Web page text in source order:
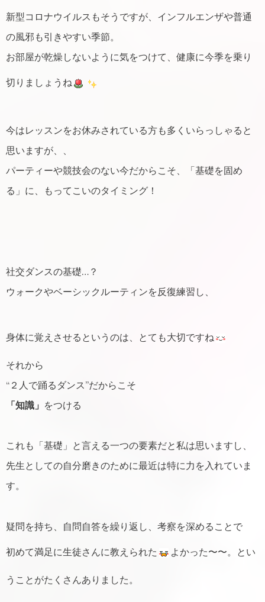
新型コロナウイルスもそうですが、インフルエンザや普通
の風邪も引きやすい季節。
お部屋が乾燥しないように気をつけて、健康に今季を乗り
切りましょうね
今はレッスンをお休みされている方も多くいらっしゃると
思いますが、、
パーティーや競技会のない今だからこそ、「基礎を固め
る」に、もってこいのタイミング！
社交ダンスの基礎…？
ウォークやベーシックルーティンを反復練習し、
身体に覚えさせるというのは、とても大切ですね
それから
“２人で踊るダンス”だからこそ
「知識」 をつける
これも「基礎」と言える一つの要素だと私は思いますし、
先生としての自分磨きのために最近は特に力を入れていま
す。
疑問を持ち、自問自答を繰り返し、考察を深めることで
初めて満足に生徒さんに教えられた よかった〜〜。とい
うことがたくさんありました。